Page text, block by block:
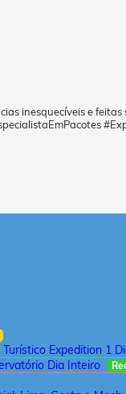
inesquecíveis e feitas
Expedition 1
Dia Inteiro